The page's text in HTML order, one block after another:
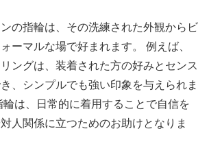
の指輪は、その洗練された外観からビ
ーマルな場で好まれます。 例えば、
ングは、装着された方の好みとセンス
、シンプルでも強い印象を与えられま
は、日常的に着用することで自信を
人関係に立つためのお助けとなりま